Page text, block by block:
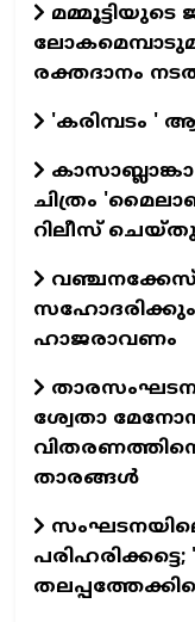
രക്തദാനം
'കരിമ്പടം '
ചിത്രം
റിലീസ്
സഹോദരിക്കും
ഹാജരാവണം
ശ്വേതാ
താരങ്ങള്‍